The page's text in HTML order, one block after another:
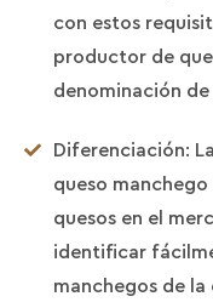
con estos
productor de
denominación
Diferenciación:
queso
quesos en el
identificar
manchegos de la